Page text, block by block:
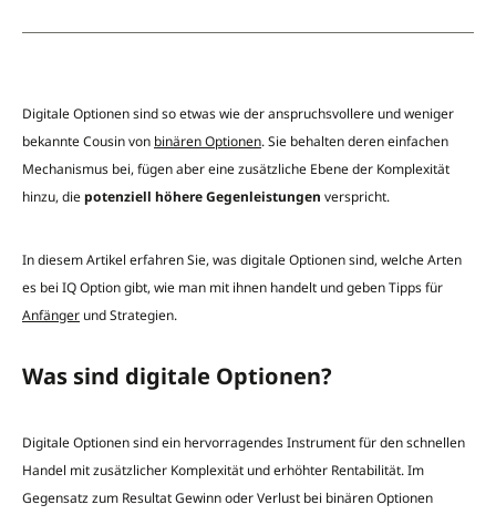
Digitale Optionen sind so etwas wie der anspruchsvollere und weniger
bekannte Cousin von binären Optionen. Sie behalten deren einfachen
Mechanismus bei, fügen aber eine zusätzliche Ebene der Komplexität
hinzu, diepotenziell höhere Gegenleistungen verspricht.
In diesem Artikel erfahren Sie, was digitale Optionen sind, welche Arten
es bei IQ Option gibt, wie man mit ihnen handelt und geben Tipps für
Anfänger und Strategien.
Was sind digitale Optionen?
Digitale Optionen sind ein hervorragendes Instrument für den schnellen
Handel mit zusätzlicher Komplexität und erhöhter Rentabilität. Im
Gegensatz zum Resultat Gewinn oder Verlust bei binären Optionen